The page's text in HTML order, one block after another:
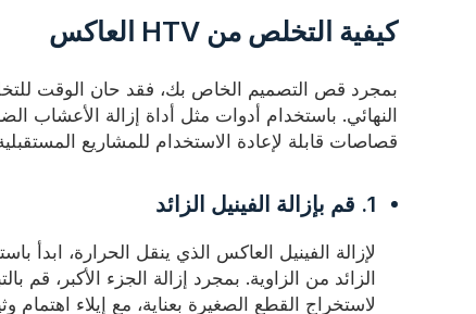
كيفية التخلص من HTV العاكس
بمجرد قص التصميم الخاص بك، فقد حان الوقت
النهائي. باستخدام أدوات مثل أداة إزالة الأعشاب
قصاصات قابلة لإعادة الاستخدام للمشاريع
1. قم بإزالة الفينيل الزائد
لإزالة الفينيل العاكس الذي ينقل الحرارة، ابدأ
الزائد من الزاوية. بمجرد إزالة الجزء الأكبر، قم
لاستخراج القطع الصغيرة بعناية، مع إيلاء